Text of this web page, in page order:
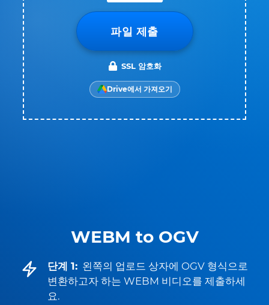
WEBM to OGV
단계 1: 왼쪽의 업로드 상자에 OGV 형식으로
변환하고자 하는 WEBM 비디오를 제출하세
요.
파일 제출
SSL 암호화
Drive에서 가져오기